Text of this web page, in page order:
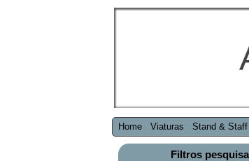
Home Viaturas Stand & Staff
Filtros pesquisa